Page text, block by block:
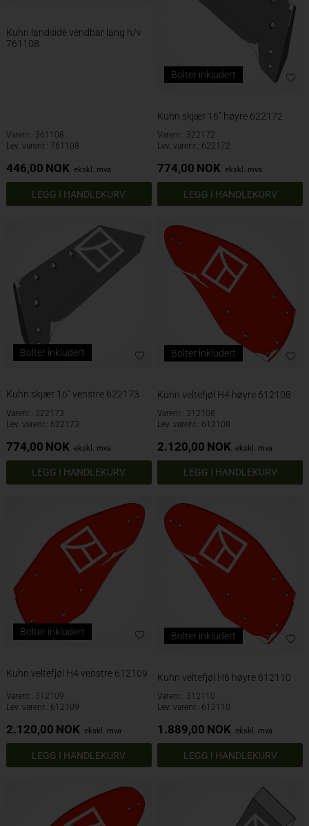
Kuhn landside vendbar lang h/v
761108
Varenr.: 361108
Lev. varenr.: 761108
446,00 NOK ekskl. mva
Bolter inkludert
Kuhn skjær 16" høyre 622172
Varenr.: 322172
Lev. varenr.: 622172
774,00 NOK ekskl. mva
Bolter inkludert
Kuhn skjær 16" venstre 622173
Varenr.: 322173
Lev. varenr.: 622173
774,00 NOK ekskl. mva
Bolter inkludert
Kuhn veltefjøl H4 høyre 612108
Varenr.: 312108
Lev. varenr.: 612108
2.120,00 NOK ekskl. mva
Bolter inkludert
Kuhn veltefjøl H4 venstre 612109
Varenr.: 312109
Lev. varenr.: 612109
2.120,00 NOK ekskl. mva
Bolter inkludert
Kuhn veltefjøl H6 høyre 612110
Varenr.: 312110
Lev. varenr.: 612110
1.889,00 NOK ekskl. mva